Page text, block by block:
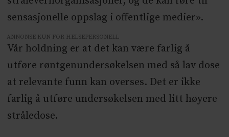
sensasjonelle oppslag i offentlige medier».
ANNONSE KUN FOR HELSEPERSONELL
Vår holdning er at det kan være farlig å
utføre røntgenundersøkelsen med så lav dose
at relevante funn kan overses. Det er ikke
farlig å utføre undersøkelsen med litt høyere
stråledose.